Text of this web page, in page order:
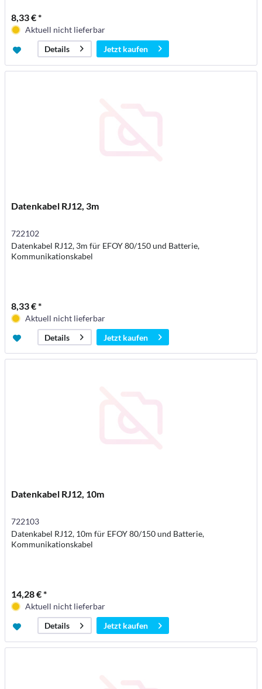
8,33 € *
Aktuell nicht lieferbar
Details
Jetzt kaufen
Datenkabel RJ12, 3m
722102
Datenkabel RJ12, 3m für EFOY 80/150 und Batterie,
Kommunikationskabel
8,33 € *
Aktuell nicht lieferbar
Details
Jetzt kaufen
Datenkabel RJ12, 10m
722103
Datenkabel RJ12, 10m für EFOY 80/150 und Batterie,
Kommunikationskabel
14,28 € *
Aktuell nicht lieferbar
Details
Jetzt kaufen